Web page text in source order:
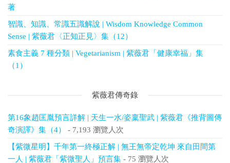
著
智識、知識、常識五識解說 | Wisdom Knowledge Common
Sense | 紫薇君〈正知正見〉集（12）
素食主義 7 種分類 | Vegetarianism | 紫薇君「健康幸福」集
（1）
紫薇君傳奇錄
第16象趙匡胤預言詳解 | 天生一水/姿稟聖武 | 紫薇君《推背圖傳
奇演譯》集（4）
- 7,193 瀏覽人次
【紫微星明】千年第一終極正解 | 無王無帝定乾坤 來自田間第
一人 | 紫薇君「紫微聖人」預言集 - 75 瀏覽人次